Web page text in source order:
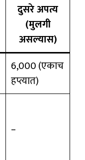
दुसरे अपत्य
(मुलगी
असल्यास)
₹6,000 (एकाच
हप्त्यात)
–